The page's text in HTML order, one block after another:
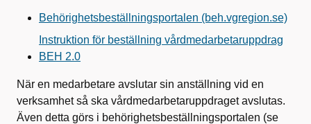
Behörighetsbeställningsportalen (beh.vgregion.se)
Instruktion för beställning vårdmedarbetaruppdrag
BEH 2.0
När en medarbetare avslutar sin anställning vid en
verksamhet så ska vårdmedarbetaruppdraget avslutas.
Även detta görs i behörighetsbeställningsportalen (se